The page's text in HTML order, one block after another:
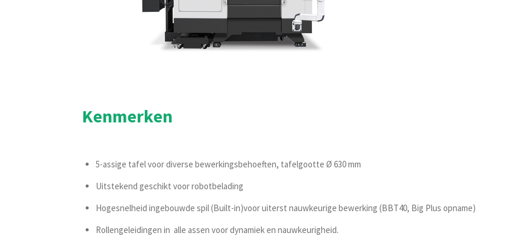
Kenmerken
5-assige tafel voor diverse bewerkingsbehoeften, tafelgootte Ø 630 mm
Uitstekend geschikt voor robotbelading
Hogesnelheid ingebouwde spil (Built-in)voor uiterst nauwkeurige bewerking (BBT40, Big Plus opname)
Rollengeleidingen in alle assen voor dynamiek en nauwkeurigheid.